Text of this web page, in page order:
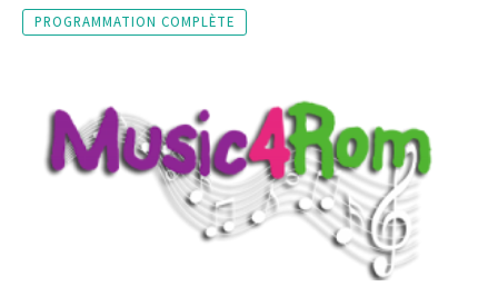
PROGRAMMATION COMPLÈTE